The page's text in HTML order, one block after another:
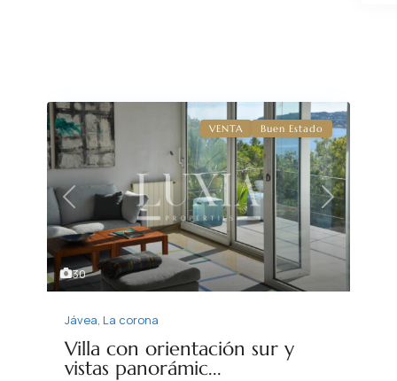
30
Previous Next
VENTA Buen Estado
Jávea, La corona
Villa con orientación sur y
vistas panorámic...